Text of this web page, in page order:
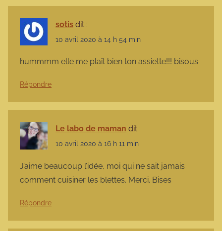
sotis dit :
10 avril 2020 à 14 h 54 min
hummmm elle me plaît bien ton assiette!!! bisous
Répondre
Le labo de maman dit :
10 avril 2020 à 16 h 11 min
J’aime beaucoup l’idée, moi qui ne sait jamais
comment cuisiner les blettes. Merci. Bises
Répondre